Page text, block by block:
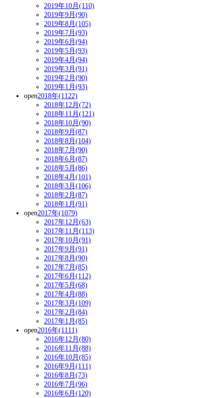
2019年10月(110)
2019年9月(90)
2019年8月(105)
2019年7月(93)
2019年6月(94)
2019年5月(93)
2019年4月(94)
2019年3月(91)
2019年2月(90)
2019年1月(93)
open2018年(1122)
2018年12月(72)
2018年11月(121)
2018年10月(90)
2018年9月(87)
2018年8月(104)
2018年7月(90)
2018年6月(87)
2018年5月(86)
2018年4月(101)
2018年3月(106)
2018年2月(87)
2018年1月(91)
open2017年(1079)
2017年12月(63)
2017年11月(113)
2017年10月(91)
2017年9月(91)
2017年8月(90)
2017年7月(85)
2017年6月(112)
2017年5月(68)
2017年4月(88)
2017年3月(109)
2017年2月(84)
2017年1月(85)
open2016年(1111)
2016年12月(80)
2016年11月(88)
2016年10月(85)
2016年9月(111)
2016年8月(73)
2016年7月(96)
2016年6月(120)